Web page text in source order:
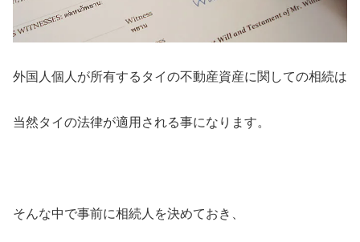
外国人個人が所有するタイの不動産資産に関しての相続は
当然タイの法律が適用される事になります。
そんな中で事前に相続人を決めておき、